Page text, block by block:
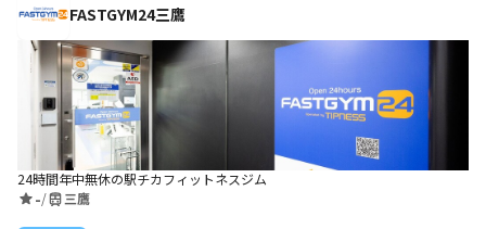
FASTGYM24三鷹
24時間年中無休の駅チカフィットネスジム
-/ 三鷹